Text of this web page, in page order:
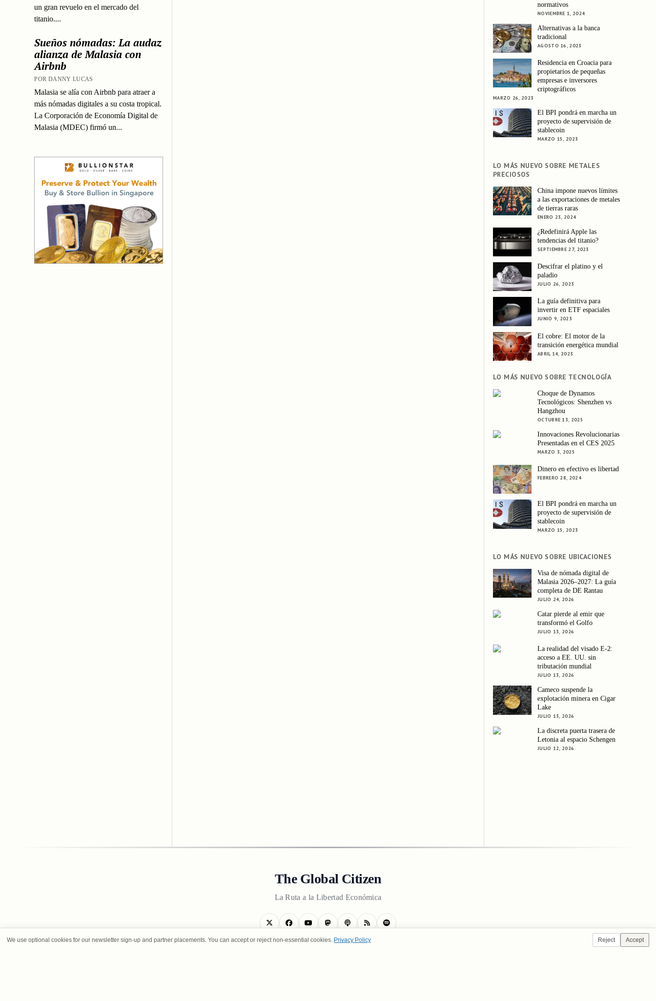
un gran revuelo en el mercado del
titanio....
Sueños nómadas: La audaz
alianza de Malasia con
Airbnb
POR DANNY LUCAS
Malasia se alía con Airbnb para atraer a
más nómadas digitales a su costa tropical.
La Corporación de Economía Digital de
Malasia (MDEC) firmó un...
normativos
NOVIEMBRE 1, 2024
Alternativas a la banca
tradicional
AGOSTO 16, 2023
Residencia en Croacia para
propietarios de pequeñas
empresas e inversores
criptográficos
MARZO 26, 2023
El BPI pondrá en marcha un
proyecto de supervisión de
stablecoin
MARZO 15, 2023
LO MÁS NUEVO SOBRE METALES
PRECIOSOS
China impone nuevos límites
a las exportaciones de metales
de tierras raras
ENERO 23, 2024
¿Redefinirá Apple las
tendencias del titanio?
SEPTIEMBRE 27, 2023
Descifrar el platino y el
paladio
JULIO 26, 2023
La guía definitiva para
invertir en ETF espaciales
JUNIO 9, 2023
El cobre: El motor de la
transición energética mundial
ABRIL 14, 2023
LO MÁS NUEVO SOBRE TECNOLOGÍA
Choque de Dynamos
Tecnológicos: Shenzhen vs
Hangzhou
OCTUBRE 13, 2025
Innovaciones Revolucionarias
Presentadas en el CES 2025
MARZO 3, 2025
Dinero en efectivo es libertad
FEBRERO 28, 2024
El BPI pondrá en marcha un
proyecto de supervisión de
stablecoin
MARZO 15, 2023
LO MÁS NUEVO SOBRE UBICACIONES
Visa de nómada digital de
Malasia 2026–2027: La guía
completa de DE Rantau
JULIO 24, 2026
Catar pierde al emir que
transformó el Golfo
JULIO 13, 2026
La realidad del visado E-2:
acceso a EE. UU. sin
tributación mundial
JULIO 13, 2026
Cameco suspende la
explotación minera en Cigar
Lake
JULIO 13, 2026
La discreta puerta trasera de
Letonia al espacio Schengen
JULIO 12, 2026
The Global Citizen
La Ruta a la Libertad Económica
We use optional cookies for our newsletter sign-up and partner placements. You can accept or reject non-essential cookies. Privacy Policy Reject Accept